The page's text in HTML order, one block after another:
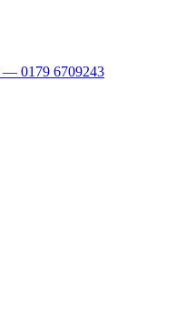
0179 6709243